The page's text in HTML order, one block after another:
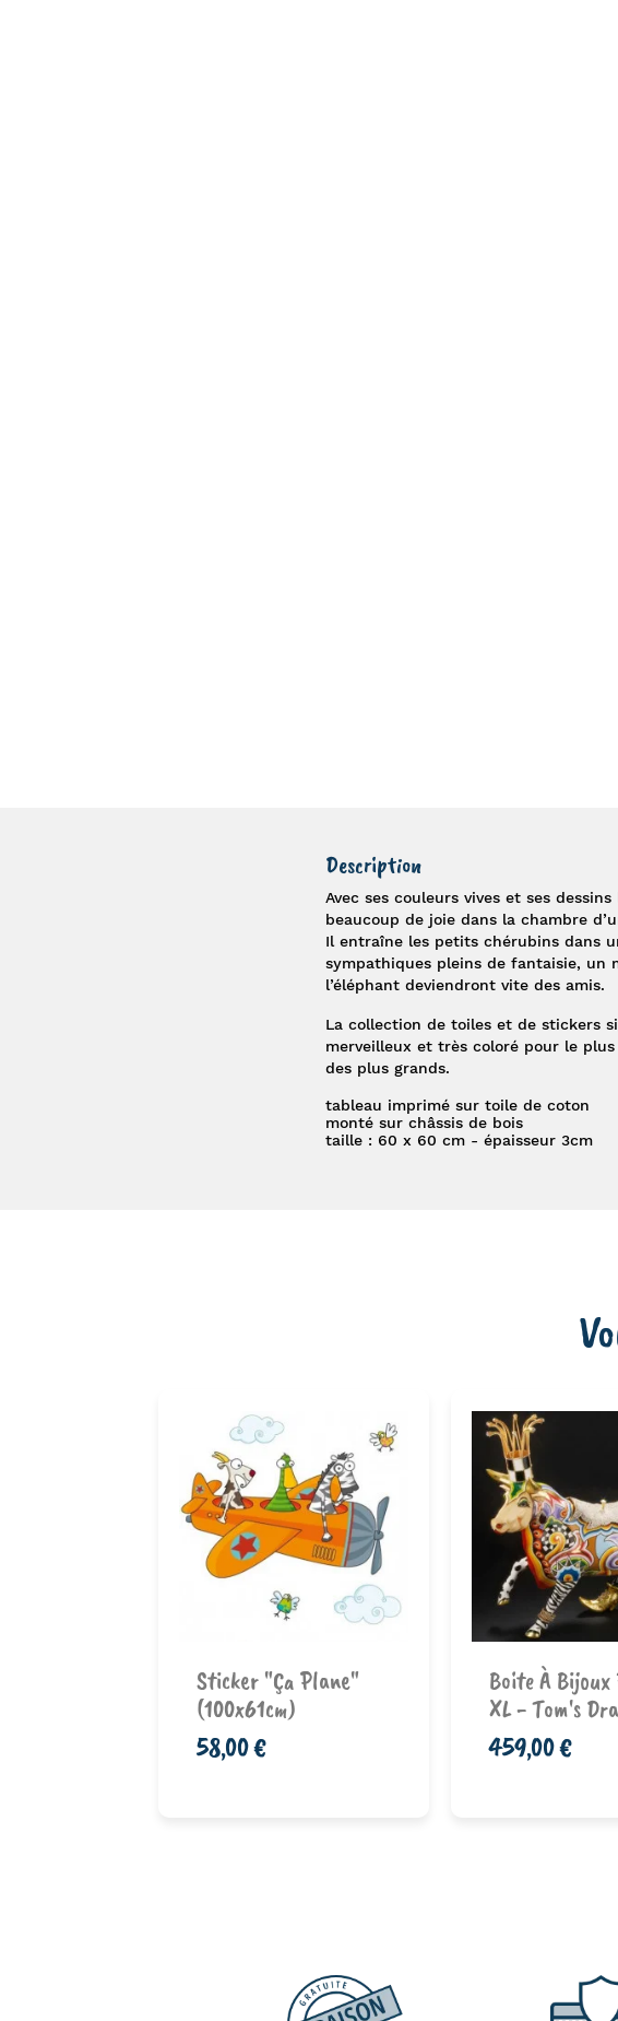
Description
Avec ses couleurs vives et ses
beaucoup de joie dans la chambre
Il entraîne les petits chérubins dans
sympathiques pleins de fantaisie, un
l’éléphant deviendront vite des amis.
La collection de toiles et de stickers
merveilleux et très coloré pour le
des plus grands.
tableau imprimé sur toile de coton
monté sur châssis de bois
taille : 60 x 60 cm - épaisseur 3cm
Sticker "Ça Plane"
(100x61cm)
58,00 €
Ajouter au
panier
Boite À Bijoux
XL - Tom's
459,00 €
Ajouter au
panier